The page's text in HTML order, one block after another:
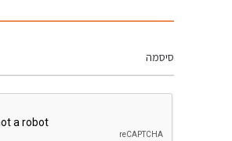
סיסמה